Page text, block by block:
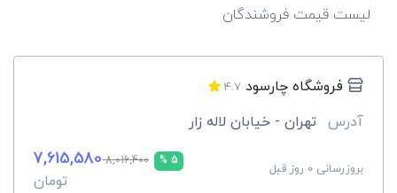
لیست قیمت فروشندگان
فروشگاه چارسود 4.7
آدرس تهران - خیابان لاله زار
بروزرسانی 0 روز قبل
5 %
8,016,400
7,615,580
تومان